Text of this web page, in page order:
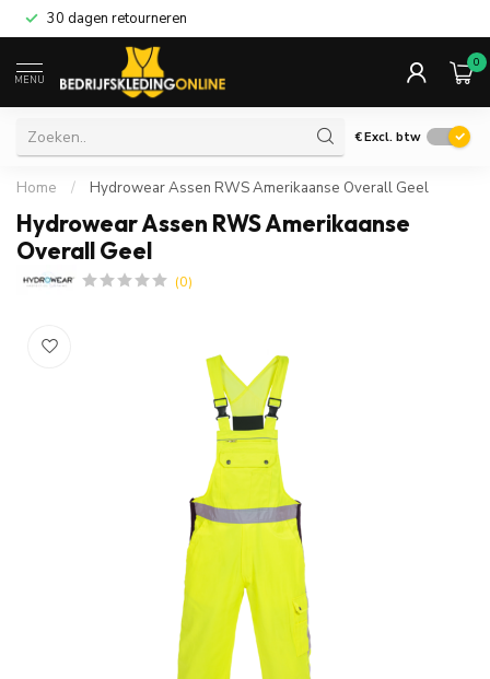
30 dagen retourneren
MENU
0
€Excl. btw
Home / Hydrowear Assen RWS Amerikaanse Overall Geel
Hydrowear Assen RWS Amerikaanse
Overall Geel
(0)